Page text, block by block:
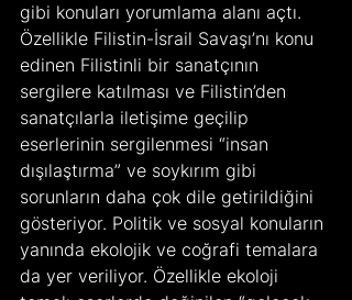
gibi konuları yorumlama alanı açtı.
Özellikle Filistin-İsrail Savaşı’nı konu
edinen Filistinli bir sanatçının
sergilere katılması ve Filistin’den
sanatçılarla iletişime geçilip
eserlerinin sergilenmesi “insan
dışılaştırma” ve soykırım gibi
sorunların daha çok dile getirildiğini
gösteriyor. Politik ve sosyal konuların
yanında ekolojik ve coğrafi temalara
da yer veriliyor. Özellikle ekoloji